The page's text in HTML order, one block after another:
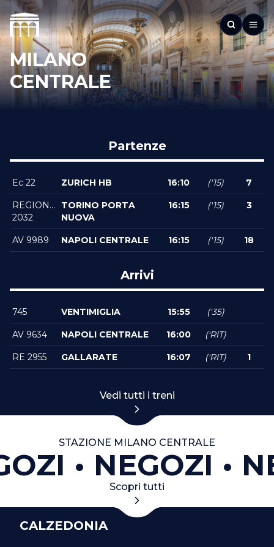
MILANO
CENTRALE
Partenze
Ec 22 ZURICH HB 16:10 ('15) 7
REGIONALEVELOCE
2032
TORINO PORTA
NUOVA
16:15 ('15) 3
AV 9989 NAPOLI CENTRALE 16:15 ('15) 18
Arrivi
745 VENTIMIGLIA 15:55 ('35)
AV 9634 NAPOLI CENTRALE 16:00 ('RIT)
RE 2955 GALLARATE 16:07 ('RIT) 1
Vedi tutti i treni
STAZIONE MILANO CENTRALE
NEGOZI
Scopri tutti
CALZEDONIA